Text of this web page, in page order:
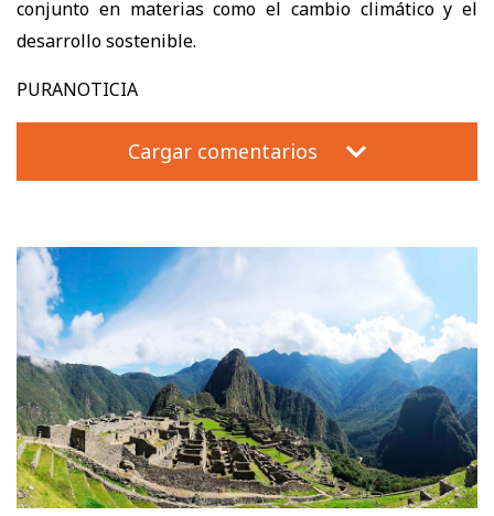
conjunto en materias como el cambio climático y el
desarrollo sostenible.
PURANOTICIA
Cargar comentarios